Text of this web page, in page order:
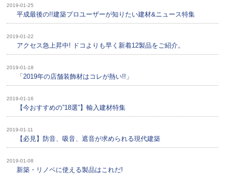
2019-01-25
平成最後の!!建築プロユーザーが知りたい建材&ニュース特集
2019-01-22
アクセス急上昇中! ドコよりも早く新着12製品をご紹介。
2019-01-18
「2019年の店舗装飾材はコレが熱い!!」
2019-01-16
【今おすすめの”18選”】輸入建材特集
2019-01-11
【必見】防音、吸音、遮音が求められる現代建築
2019-01-08
新築・リノベに使える製品はこれだ!